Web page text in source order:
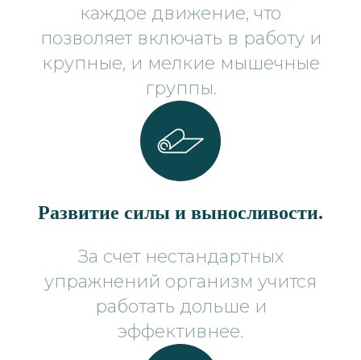
каждое движение, что
позволяет включать в работу и
крупные, и мелкие мышечные
группы.
Развитие силы и выносливости.
За счет нестандартных
упражнений организм учится
работать дольше и
эффективнее.